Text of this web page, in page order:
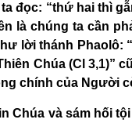
đọc: “thứ hai thì
là chúng ta cần
lời thánh Phaolô:
Chúa (Cl 3,1)”
chính của Người
Chúa và sám hối